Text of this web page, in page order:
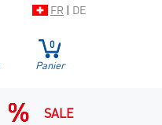
FR | DE
0
Panier
SALE